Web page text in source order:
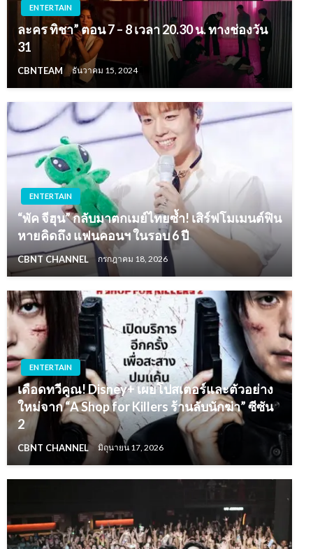
ENTERTAIN
ละคร ทิชา” ตอน 7 – 8 เวลา 20.30 น. ทางช่องวัน
31
CBNTEAM ธันวาคม 15, 2024
ENTERTAIN
“พัค จีฮุน” กลับมาตกเมย์ไทยซ้ำ! เสิร์ฟโมเมนต์ฟิน
หายคิดถึง แฟนคอนฯ ในรอบ 6 ปี
CBNT CHANNEL กรกฎาคม 18, 2026
ENTERTAIN
เดือดทวีคูณ! Disney+ เผยโปสเตอร์และตัวอย่าง
ใหม่จาก “A Shop for Killers ร้านลับนักฆ่า” ซีซัน
2
CBNT CHANNEL มิถุนายน 17, 2026